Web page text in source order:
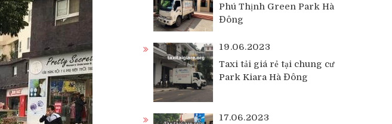
Phú Thịnh Green Park Hà
Đông
19.06.2023
Taxi tải giá rẻ tại chung cư
Park Kiara Hà Đông
17.06.2023